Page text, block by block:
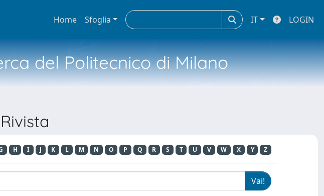
Home Sfoglia IT LOGIN
del Politecnico di Milano
H I J K L M N O P Q R S T U V W X Y Z